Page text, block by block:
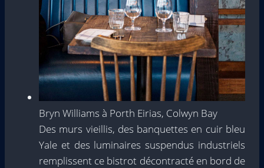
Bryn Williams à Porth Eirias, Colwyn Bay
Des murs vieillis, des banquettes en cuir bleu
Yale et des luminaires suspendus industriels
remplissent ce bistrot décontracté en bord de